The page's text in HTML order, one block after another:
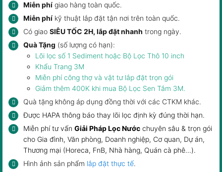
Miễn phí giao hàng toàn quốc.
Miễn phí kỹ thuật lắp đặt tận nơi trên toàn quốc.
Có giao SIÊU TỐC 2H, lắp đặt nhanh trong ngày.
Quà Tặng (số lượng có hạn):
Lõi lọc số 1 Sediment hoặc Bộ Lọc Thô 10 inch
Khẩu Trang 3M
Miễn phí công thợ và vật tư lắp đặt trọn gói
Giảm thêm 400K khi mua Bộ Lọc Sen Tắm 3M.
Quà tặng không áp dụng đồng thời với các CTKM khác.
Được HAPA thông báo thay lõi lọc định kỳ đúng thời hạn.
Miễn phí tư vấn Giải Pháp Lọc Nước chuyên sâu & trọn gói
cho Gia đình, Văn phòng, Doanh nghiệp, Cơ quan, Dự án,
Thương mại (Horeca, FnB, Nhà hàng, Quán cà phê...).
Hình ảnh sản phẩm lắp đặt thực tế.